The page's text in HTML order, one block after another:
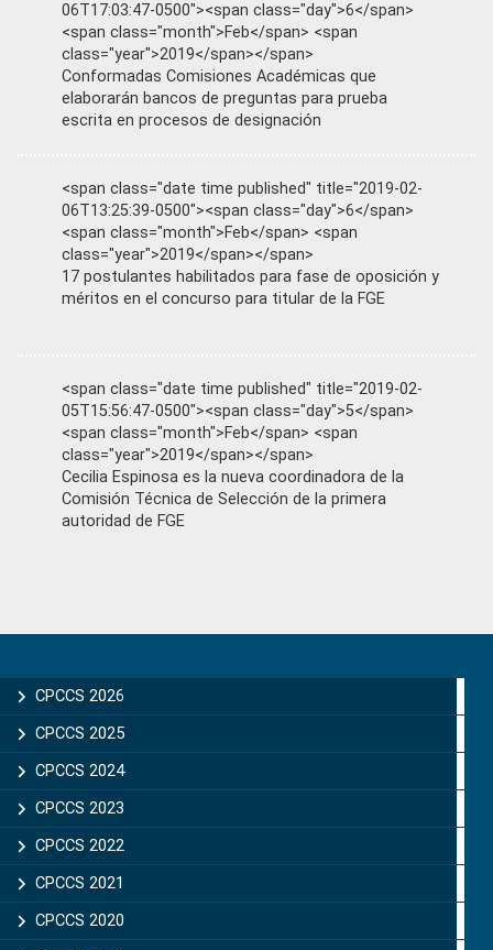
06T17:03:47-0500"><span class="day">6</span>
<span class="month">Feb</span> <span
class="year">2019</span></span>
Conformadas Comisiones Académicas que
elaborarán bancos de preguntas para prueba
escrita en procesos de designación
<span class="date time published" title="2019-02-
06T13:25:39-0500"><span class="day">6</span>
<span class="month">Feb</span> <span
class="year">2019</span></span>
17 postulantes habilitados para fase de oposición y
méritos en el concurso para titular de la FGE
<span class="date time published" title="2019-02-
05T15:56:47-0500"><span class="day">5</span>
<span class="month">Feb</span> <span
class="year">2019</span></span>
Cecilia Espinosa es la nueva coordinadora de la
Comisión Técnica de Selección de la primera
autoridad de FGE
Sidebar
CPCCS 2026
CPCCS 2025
CPCCS 2024
CPCCS 2023
CPCCS 2022
CPCCS 2021
CPCCS 2020